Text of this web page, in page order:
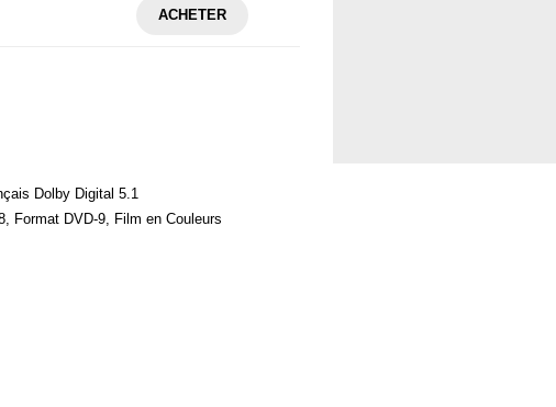
ACHETER
Dolby Digital 5.1
Format DVD-9, Film en Couleurs